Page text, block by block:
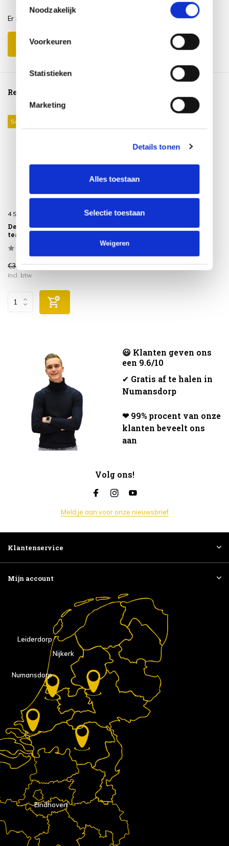
Noodzakelijk
Voorkeuren
Statistieken
Marketing
Details tonen
Alles toestaan
Selectie toestaan
Weigeren
Er zijn nog geen reviews geschreven over dit product..
Schrijf je eigen review
Reeds bekeken
Sale 43%
4 Seasons Outdoor
Demi bijzettafel 45xH55 cm
teak cloud Taste 4SO
€349,00 €199,00
Incl. btw
😃 Klanten geven ons
een 9.6/10
✔ Gratis af te halen in
Numansdorp
❤ 99% procent van onze
klanten beveelt ons
aan
Volg ons!
Meld je aan voor onze nieuwsbrief
Klantenservice
Mijn account
Eindhoven
Nijkerk
Numansdorp
Leiderdorp